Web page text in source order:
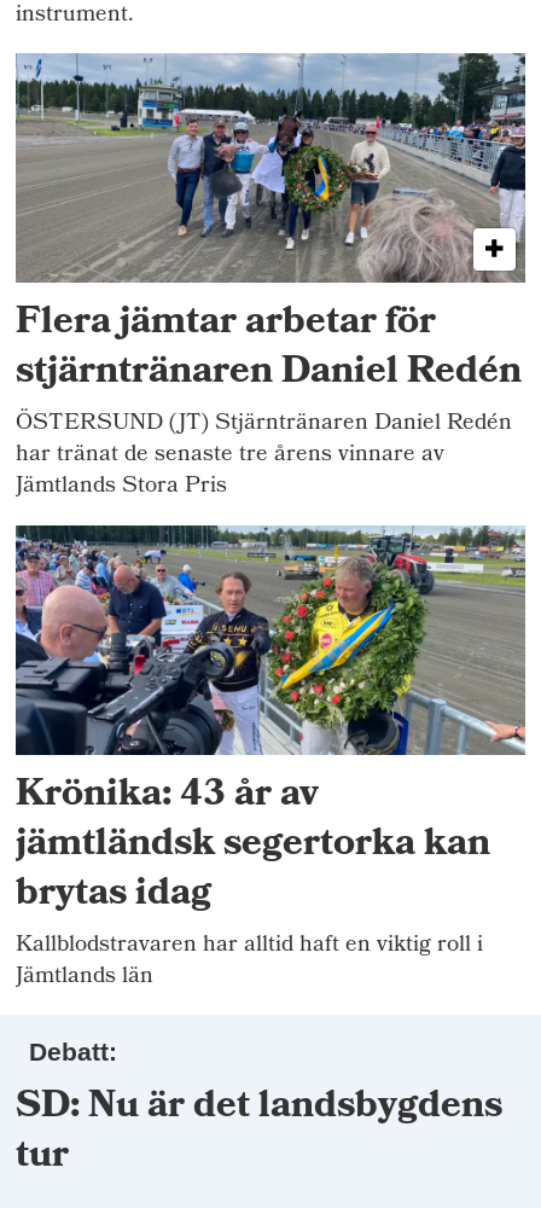
instrument.
Flera jämtar arbetar för
stjärntränaren Daniel Redén
ÖSTERSUND (JT) Stjärntränaren Daniel Redén
har tränat de senaste tre årens vinnare av
Jämtlands Stora Pris
Krönika: 43 år av
jämtländsk segertorka kan
brytas idag
Kallblodstravaren har alltid haft en viktig roll i
Jämtlands län
Debatt:
SD: Nu är det landsbygdens
tur